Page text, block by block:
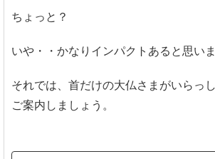
ちょっと？
いや・・かなりインパクトあると思いま
それでは、首だけの大仏さまがいらっ
ご案内しましょう。